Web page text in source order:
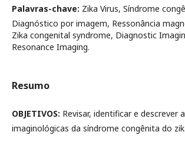
Palavras-chave: Zika Virus, Síndrome
Diagnóstico por imagem, Ressonância
Zika congenital syndrome, Diagnostic
Resonance Imaging.
Resumo
OBJETIVOS: Revisar, identificar e descrever
imaginológicas da síndrome congênita do